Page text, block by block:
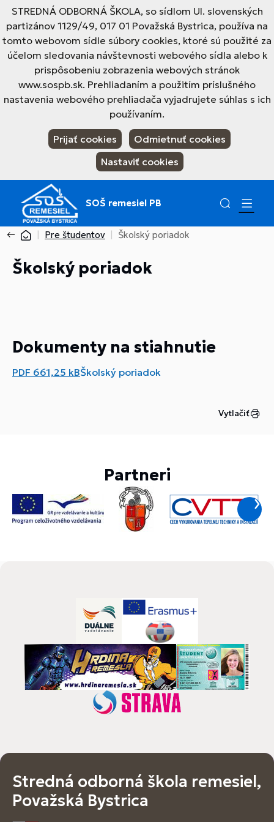
STREDNÁ ODBORNÁ ŠKOLA, so sídlom Ul. slovenských
partizánov 1129/49, 017 01 Považská Bystrica, používa na
tomto webovom sídle súbory cookies, ktoré sú použité za
účelom sledovania návštevnosti webového sídla alebo k
prispôsobeniu zobrazenia webových stránok
www.sospb.sk. Prehliadaním a použitím príslušného
nastavenia webového prehliadača vyjadrujete súhlas s ich
používaním.
Prijať cookies
Odmietnuť cookies
Nastaviť cookies
SOŠ remesiel PB
Pre študentov Školský poriadok
Školský poriadok
Dokumenty na stiahnutie
PDF 661,25 kBŠkolský poriadok
Vytlačiť
Partneri
Stredná odborná škola remesiel,
Považská Bystrica